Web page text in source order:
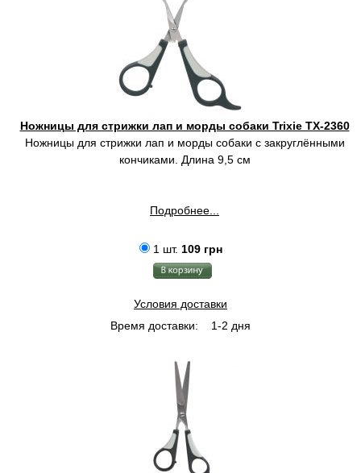
Ножницы для стрижки лап и морды собаки Trixie TX-2360
Ножницы для стрижки лап и морды собаки c закруглёнными
кончиками. Длина 9,5 см
Подробнее...
1 шт. 109 грн
Условия доставки
Время доставки:
1-2 дня